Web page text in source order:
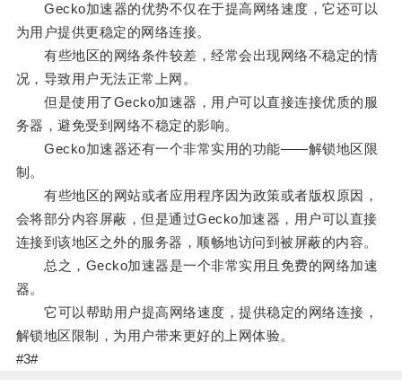
Gecko加速器的优势不仅在于提高网络速度，它还可以
为用户提供更稳定的网络连接。
有些地区的网络条件较差，经常会出现网络不稳定的情
况，导致用户无法正常上网。
但是使用了Gecko加速器，用户可以直接连接优质的服
务器，避免受到网络不稳定的影响。
Gecko加速器还有一个非常实用的功能——解锁地区限
制。
有些地区的网站或者应用程序因为政策或者版权原因，
会将部分内容屏蔽，但是通过Gecko加速器，用户可以直接
连接到该地区之外的服务器，顺畅地访问到被屏蔽的内容。
总之，Gecko加速器是一个非常实用且免费的网络加速
器。
它可以帮助用户提高网络速度，提供稳定的网络连接，
解锁地区限制，为用户带来更好的上网体验。
#3#